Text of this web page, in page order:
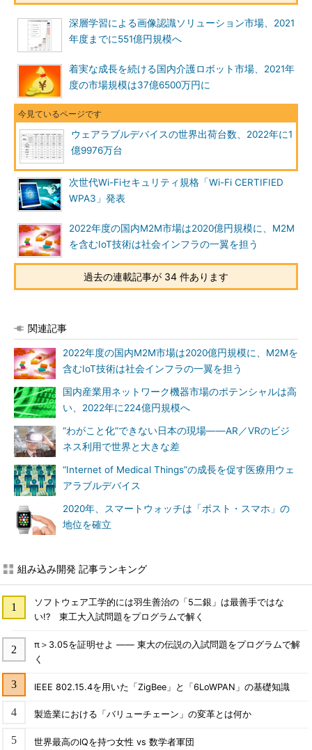
深層学習による画像認識ソリューション市場、2021
年度までに551億円規模へ
着実な成長を続ける国内介護ロボット市場、2021年
度の市場規模は37億6500万円に
ウェアラブルデバイスの世界出荷台数、2022年に1
億9976万台
次世代Wi-Fiセキュリティ規格「Wi-Fi CERTIFIED
WPA3」発表
2022年度の国内M2M市場は2020億円規模に、M2M
を含むIoT技術は社会インフラの一翼を担う
過去の連載記事が 34 件あります
関連記事
2022年度の国内M2M市場は2020億円規模に、M2Mを
含むIoT技術は社会インフラの一翼を担う
国内産業用ネットワーク機器市場のポテンシャルは高
い、2022年に224億円規模へ
“わがこと化”できない日本の現場――AR／VRのビジ
ネス利用で世界と大きな差
“Internet of Medical Things”の成長を促す医療用ウェ
アラブルデバイス
2020年、スマートウォッチは「ポスト・スマホ」の
地位を確立
組み込み開発 記事ランキング
ソフトウェア工学的には羽生善治の「5二銀」は最善手ではな
い!? 東工大入試問題をプログラムで解く
π＞3.05を証明せよ ―― 東大の伝説の入試問題をプログラムで解
く
IEEE 802.15.4を用いた「ZigBee」と「6LoWPAN」の基礎知識
製造業における「バリューチェーン」の変革とは何か
世界最高のIQを持つ女性 vs 数学者軍団